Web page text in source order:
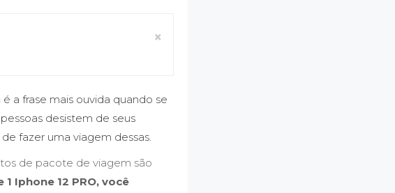
×
é a frase mais ouvida quando se
desistem de seus
fazer uma viagem dessas.
de pacote de viagem são
Iphone 12 PRO, você